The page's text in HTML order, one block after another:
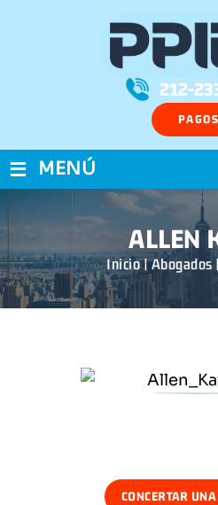
212-
PAGOS
≡ MENÚ
ALLEN
Inicio|Abogados |
CONCERTAR UNA